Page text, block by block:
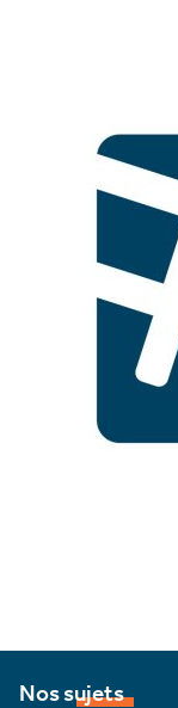
Nos sujets